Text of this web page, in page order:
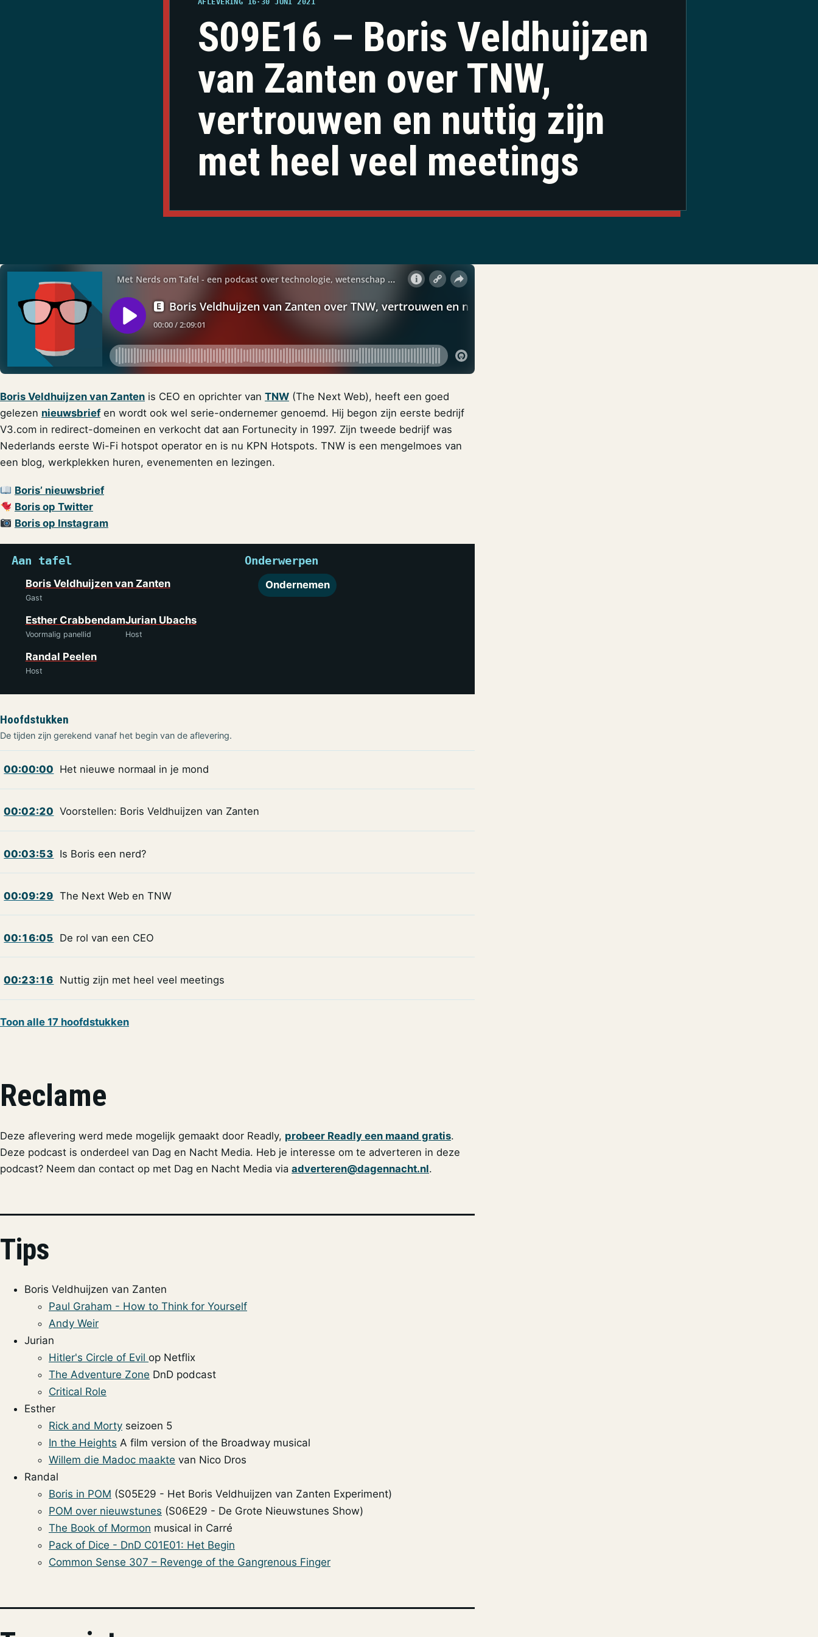
S09E16 – Boris Veldhuijzen
van Zanten over TNW,
vertrouwen en nuttig zijn
met heel veel meetings
Boris Veldhuijzen van Zanten is CEO en oprichter van TNW (The Next Web), heeft een goed
gelezen nieuwsbriefen wordt ook wel serie-ondernemer genoemd. Hij begon zijn eerste bedrijf
V3.com in redirect-domeinen en verkocht dat aan Fortunecity in 1997. Zijn tweede bedrijf was
Nederlands eerste Wi-Fi hotspot operator en is nu KPN Hotspots. TNW is een mengelmoes van
een blog, werkplekken huren, evenementen en lezingen.
Boris’ nieuwsbrief
Boris op Twitter
Boris op Instagram
Aan tafel
Boris Veldhuijzen van Zanten
Gast
Esther Crabbendam
Voormalig panellid
Jurian Ubachs
Host
Randal Peelen
Host
Onderwerpen
Ondernemen
Hoofdstukken
De tijden zijn gerekend vanaf het begin van de aflevering.
00:00:00 Het nieuwe normaal in je mond
00:02:20 Voorstellen: Boris Veldhuijzen van Zanten
00:03:53 Is Boris een nerd?
00:09:29 The Next Web en TNW
00:16:05 De rol van een CEO
00:23:16 Nuttig zijn met heel veel meetings
Toon alle 17 hoofdstukken
Reclame
Deze aflevering werd mede mogelijk gemaakt door Readly, probeer Readly een maand gratis.
Deze podcast is onderdeel van Dag en Nacht Media. Heb je interesse om te adverteren in deze
podcast? Neem dan contact op met Dag en Nacht Media via adverteren@dagennacht.nl.
Tips
Boris Veldhuijzen van Zanten
Paul Graham - How to Think for Yourself
Andy Weir
Jurian
Hitler's Circle of Evil op Netflix
The Adventure Zone DnD podcast
Critical Role
Esther
Rick and Morty seizoen 5
In the Heights A film version of the Broadway musical
Willem die Madoc maakte van Nico Dros
Randal
Boris in POM (S05E29 - Het Boris Veldhuijzen van Zanten Experiment)
POM over nieuwstunes (S06E29 - De Grote Nieuwstunes Show)
The Book of Mormon musical in Carré
Pack of Dice - DnD C01E01: Het Begin
Common Sense 307 – Revenge of the Gangrenous Finger